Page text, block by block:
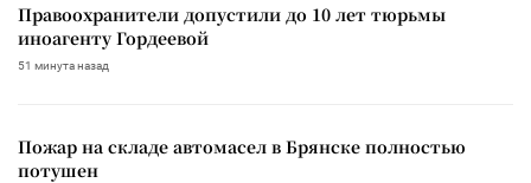
Правоохранители допустили до 10 лет тюрьмы
иноагенту Гордеевой
51 минута назад
Пожар на складе автомасел в Брянске полностью
потушен